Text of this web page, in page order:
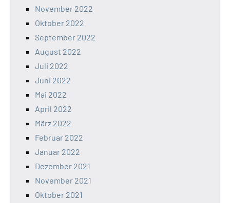
November 2022
Oktober 2022
September 2022
August 2022
Juli 2022
Juni 2022
Mai 2022
April 2022
März 2022
Februar 2022
Januar 2022
Dezember 2021
November 2021
Oktober 2021